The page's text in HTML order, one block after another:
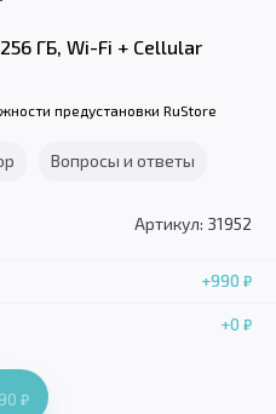
ГБ, Wi-Fi + Cellular
предустановки RuStore
Вопросы и ответы
Артикул: 31952
+990 ₽
+0 ₽
₽